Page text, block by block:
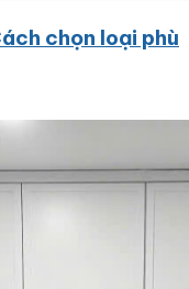
chọn loại phù